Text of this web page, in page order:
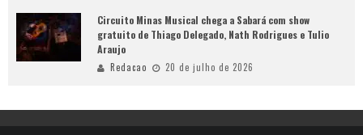
Circuito Minas Musical chega a Sabará com show
gratuito de Thiago Delegado, Nath Rodrigues e Tulio
Araujo
Redacao 20 de julho de 2026